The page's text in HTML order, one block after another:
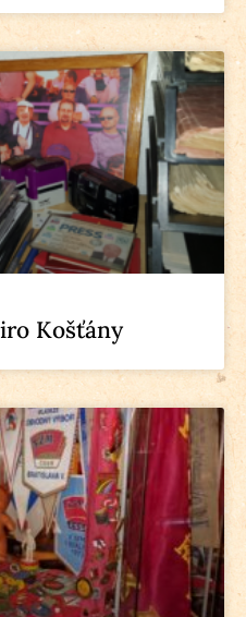
Košťány